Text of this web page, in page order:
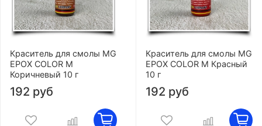
Краситель для смолы MG
EPOX COLOR M
Коричневый 10 г
192 руб
Краситель для смолы MG
EPOX COLOR M Красный
10 г
192 руб